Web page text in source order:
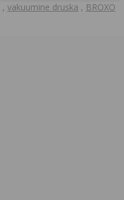
, vakuumine druska , BROXO